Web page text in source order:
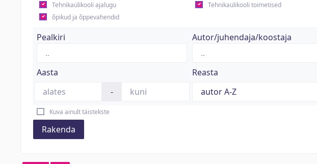
Tehnikaülikooli ajalugu
Tehnikaülikooli toimetised
õpikud ja õppevahendid
Pealkiri Autor/juhendaja/koostaja
Aasta
-
Reasta
Kuva ainult täistekste
Rakenda